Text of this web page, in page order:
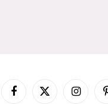
FacebookX